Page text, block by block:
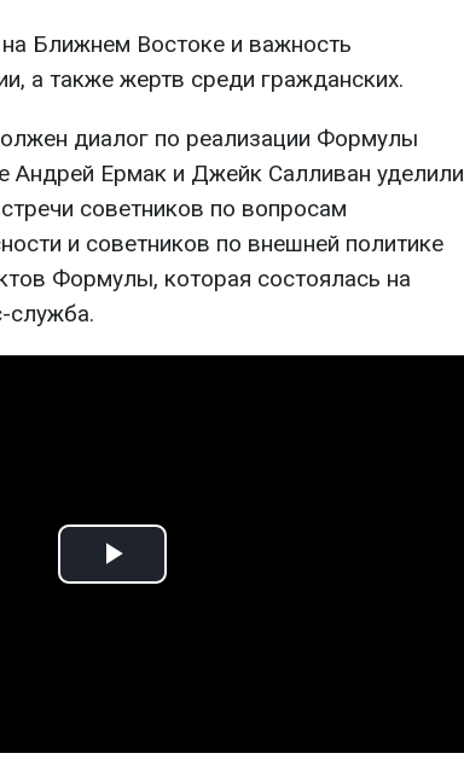
Ближнем Востоке и важность
а также жертв среди гражданских.
диалог по реализации Формулы
Андрей Ермак и Джейк Салливан уделили
советников по вопросам
и советников по внешней политике
Формулы, которая состоялась на
служба.
Play